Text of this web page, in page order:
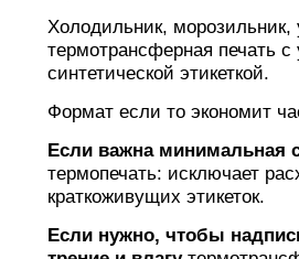
Холодильник, морозильник,
термотрансферная печать
синтетической этикеткой.
Формат если то экономит
Если важна минимальная
термопечать: исключает
краткоживущих этикеток.
Если нужно, чтобы